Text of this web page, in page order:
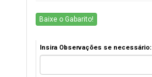
Baixe o Gabarito!
Insira Observações se necessário: